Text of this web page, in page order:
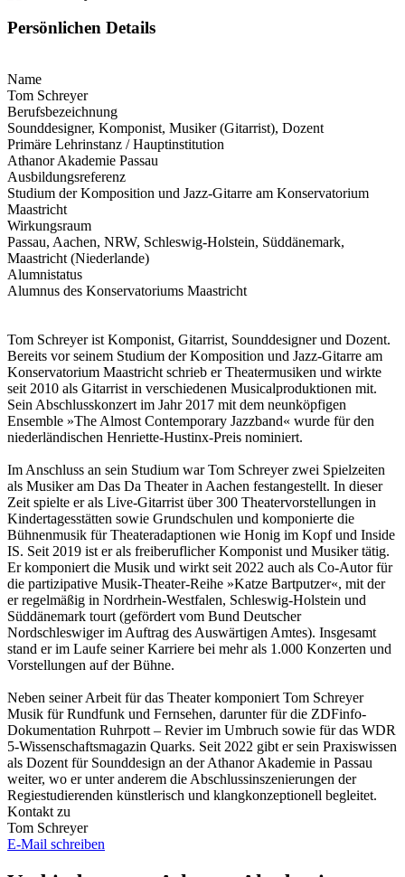
Persönlichen Details
Name
Tom Schreyer
Berufsbezeichnung
Sounddesigner, Komponist, Musiker (Gitarrist), Dozent
Primäre Lehrinstanz / Hauptinstitution
Athanor Akademie Passau
Ausbildungsreferenz
Studium der Komposition und Jazz-Gitarre am Konservatorium
Maastricht
Wirkungsraum
Passau, Aachen, NRW, Schleswig-Holstein, Süddänemark,
Maastricht (Niederlande)
Alumnistatus
Alumnus des Konservatoriums Maastricht
Tom Schreyer ist Komponist, Gitarrist, Sounddesigner und Dozent.
Bereits vor seinem Studium der Komposition und Jazz-Gitarre am
Konservatorium Maastricht schrieb er Theatermusiken und wirkte
seit 2010 als Gitarrist in verschiedenen Musicalproduktionen mit.
Sein Abschlusskonzert im Jahr 2017 mit dem neunköpfigen
Ensemble »The Almost Contemporary Jazzband« wurde für den
niederländischen Henriette-Hustinx-Preis nominiert.
Im Anschluss an sein Studium war Tom Schreyer zwei Spielzeiten
als Musiker am Das Da Theater in Aachen festangestellt. In dieser
Zeit spielte er als Live-Gitarrist über 300 Theatervorstellungen in
Kindertagesstätten sowie Grundschulen und komponierte die
Bühnenmusik für Theateradaptionen wie Honig im Kopf und Inside
IS. Seit 2019 ist er als freiberuflicher Komponist und Musiker tätig.
Er komponiert die Musik und wirkt seit 2022 auch als Co-Autor für
die partizipative Musik-Theater-Reihe »Katze Bartputzer«, mit der
er regelmäßig in Nordrhein-Westfalen, Schleswig-Holstein und
Süddänemark tourt (gefördert vom Bund Deutscher
Nordschleswiger im Auftrag des Auswärtigen Amtes). Insgesamt
stand er im Laufe seiner Karriere bei mehr als 1.000 Konzerten und
Vorstellungen auf der Bühne.
Neben seiner Arbeit für das Theater komponiert Tom Schreyer
Musik für Rundfunk und Fernsehen, darunter für die ZDFinfo-
Dokumentation Ruhrpott – Revier im Umbruch sowie für das WDR
5-Wissenschaftsmagazin Quarks. Seit 2022 gibt er sein Praxiswissen
als Dozent für Sounddesign an der Athanor Akademie in Passau
weiter, wo er unter anderem die Abschlussinszenierungen der
Regiestudierenden künstlerisch und klangkonzeptionell begleitet.
Kontakt zu
Tom Schreyer
E-Mail schreiben